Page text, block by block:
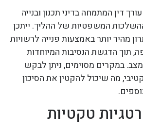
דין המתמחה בדיני תכנון ובנייה
המשפטיות של ההליך. ייתכן
מהיר יותר באמצעות פנייה לרשויות
תוך הדגשת הנסיבות המיוחדות
במקרים מסוימים, ניתן לבקש
מה שיכול להקטין את הסיכון
טקטיות